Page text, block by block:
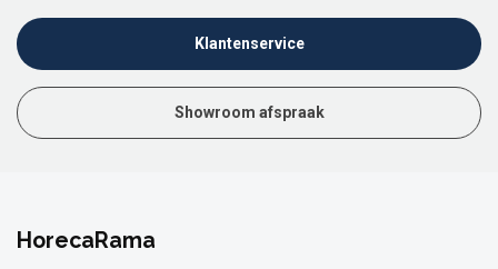
Klantenservice
Showroom afspraak
HorecaRama